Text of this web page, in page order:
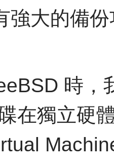
強大的備
時，
在獨立硬